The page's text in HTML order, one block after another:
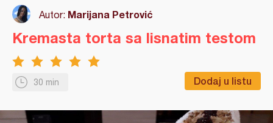
Autor: Marijana Petrović
30 min Dodaj u listu
Kremasta torta sa lisnatim testom